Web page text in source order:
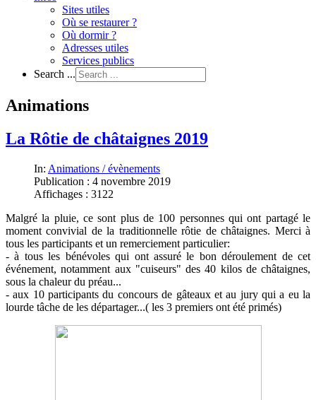
Sites utiles
Où se restaurer ?
Où dormir ?
Adresses utiles
Services publics
Search ...
Animations
La Rôtie de châtaignes 2019
In: Animations / évènements
Publication : 4 novembre 2019
Affichages : 3122
Malgré la pluie, ce sont plus de 100 personnes qui ont partagé le
moment convivial de la traditionnelle rôtie de châtaignes. Merci à
tous les participants et un remerciement particulier:
- à tous les bénévoles qui ont assuré le bon déroulement de cet
événement, notamment aux "cuiseurs" des 40 kilos de châtaignes,
sous la chaleur du préau...
- aux 10 participants du concours de gâteaux et au jury qui a eu la
lourde tâche de les départager...( les 3 premiers ont été primés)